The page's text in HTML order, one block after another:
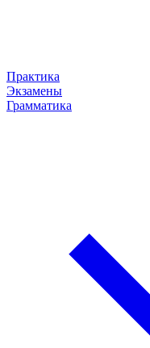
Практика
Экзамены
Грамматика